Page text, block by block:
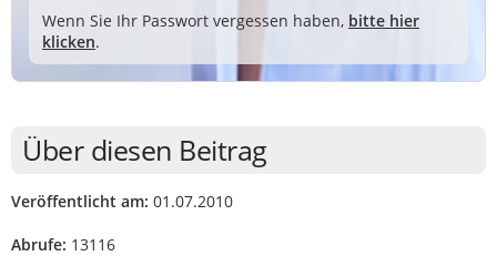
Wenn Sie Ihr Passwort vergessen haben, bitte hier
klicken.
Über diesen Beitrag
Veröffentlicht am: 01.07.2010
Abrufe: 13116